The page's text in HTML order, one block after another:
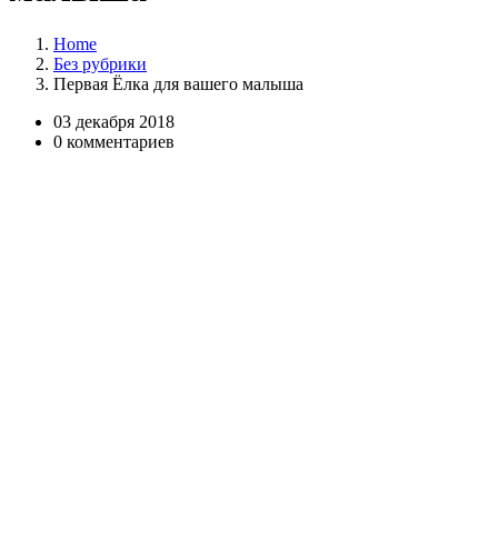
Home
Без рубрики
Первая Ёлка для вашего малыша
03 декабря 2018
0 комментариев